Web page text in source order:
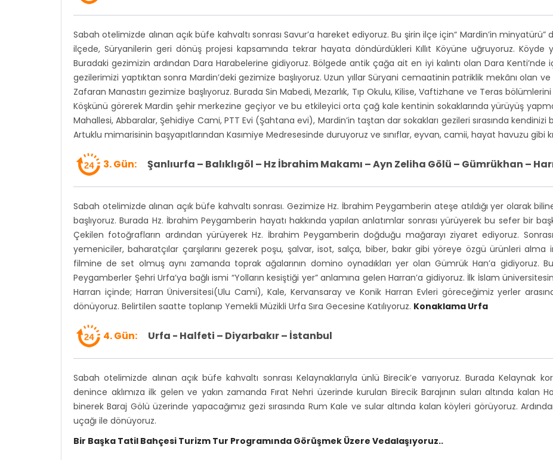
Sabah otelimizde alınan açık büfe kahvaltı sonrası Savur’a hareket ediyoruz. Bu şirin ilçe için“ Mardin’in minyatürü”
ilçede, Süryanilerin geri dönüş projesi kapsamında tekrar hayata döndürdükleri Kıllıt Köyüne uğruyoruz. Köyde
Buradaki gezimizin ardından Dara Harabelerine gidiyoruz. Bölgede antik çağa ait en iyi kalıntı olan Dara Kenti’nde
gezilerimizi yaptıktan sonra Mardin’deki gezimize başlıyoruz. Uzun yıllar Süryani cemaatinin patriklik mekânı olan
Zafaran Manastırı gezimize başlıyoruz. Burada Sin Mabedi, Mezarlık, Tıp Okulu, Kilise, Vaftizhane ve Teras
Köşkünü görerek Mardin şehir merkezine geçiyor ve bu etkileyici orta çağ kale kentinin sokaklarında yürüyüş
Mahallesi, Abbaralar, Şehidiye Cami, PTT Evi (Şahtana evi), Mardin’in taştan dar sokakları gezileri sırasında kendinizi
Artuklu mimarisinin başyapıtlarından Kasımiye Medresesinde duruyoruz ve sınıflar, eyvan, camii, hayat havuzu gibi
3. Gün: Şanlıurfa – Balıklıgöl – Hz İbrahim Makamı – Ayn Zeliha Gölü – Gümrükhan –
Sabah otelimizde alınan açık büfe kahvaltı sonrası. Gezimize Hz. İbrahim Peygamberin ateşe atıldığı yer olarak
başlıyoruz. Burada Hz. İbrahim Peygamberin hayatı hakkında yapılan anlatımlar sonrası yürüyerek bu sefer bir
Çekilen fotoğrafların ardından yürüyerek Hz. İbrahim Peygamberin doğduğu mağarayı ziyaret ediyoruz.
yemeniciler, baharatçılar çarşılarını gezerek poşu, şalvar, isot, salça, biber, bakır gibi yöreye özgü ürünleri alma
filmine de set olmuş aynı zamanda toprak ağalarının domino oynadıkları yer olan Gümrük Han’a gidiyoruz.
Peygamberler Şehri Urfa’ya bağlı ismi “Yolların kesiştiği yer” anlamına gelen Harran’a gidiyoruz. İlk İslam
Harran içinde; Harran Üniversitesi(Ulu Cami), Kale, Kervansaray ve Konik Harran Evleri göreceğimiz yerler
dönüyoruz. Belirtilen saatte toplanıp Yemekli Müzikli Urfa Sıra Gecesine Katılıyoruz. Konaklama Urfa
4. Gün: Urfa - Halfeti – Diyarbakır – İstanbul
Sabah otelimizde alınan açık büfe kahvaltı sonrası Kelaynaklarıyla ünlü Birecik’e varıyoruz. Burada Kelaynak
denince aklımıza ilk gelen ve yakın zamanda Fırat Nehri üzerinde kurulan Birecik Barajının suları altında kalan
binerek Baraj Gölü üzerinde yapacağımız gezi sırasında Rum Kale ve sular altında kalan köyleri görüyoruz.
uçağı ile dönüyoruz.
Bir Başka Tatil Bahçesi Turizm Tur Programında Görüşmek Üzere Vedalaşıyoruz..